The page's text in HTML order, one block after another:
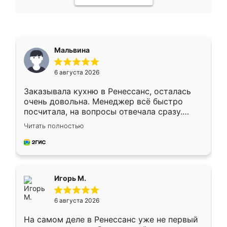
Мальвина
6 августа 2026
Заказывала кухню в Ренессанс, осталась
очень довольна. Менеджер всё быстро
посчитала, на вопросы отвечала сразу.
Замерщик приехал в субботу, подошёл к
делу со всей ответственностью. Собрали
за день, ребята работали аккуратно, даже
Читать полностью
Игорь М.
6 августа 2026
На самом деле в Ренессанс уже не первый